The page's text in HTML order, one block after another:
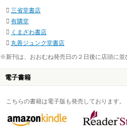
三省堂書店
有隣堂
くまざわ書店
丸善ジュンク堂書店
※新刊は、おおむね発売日の２日後に店頭に並
電子書籍
こちらの書籍は電子版も発売しております。